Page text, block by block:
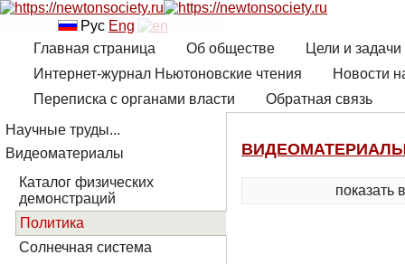
Рус Eng
Главная страница
Об обществе
Цели и
Интернет-журнал Ньютоновские чтения
Новости
Переписка с органами власти
Обратная связь
показать
Научные труды...
Видеоматериалы
Каталог физических
демонстраций
Политика
Солнечная система